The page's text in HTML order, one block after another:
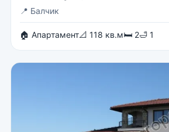
📍 Балчик
🏠 Апартамент📐 118 кв.м🛏 2🛁 1